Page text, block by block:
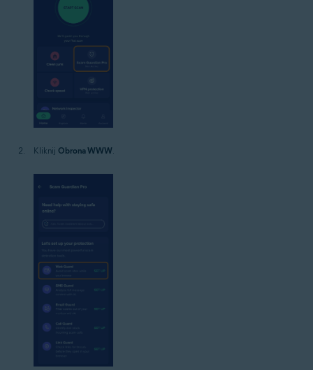
Kliknij Obrona WWW